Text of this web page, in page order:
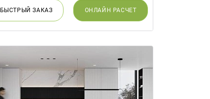
БЫСТРЫЙЗАКАЗ ОНЛАЙН РАСЧЕТ